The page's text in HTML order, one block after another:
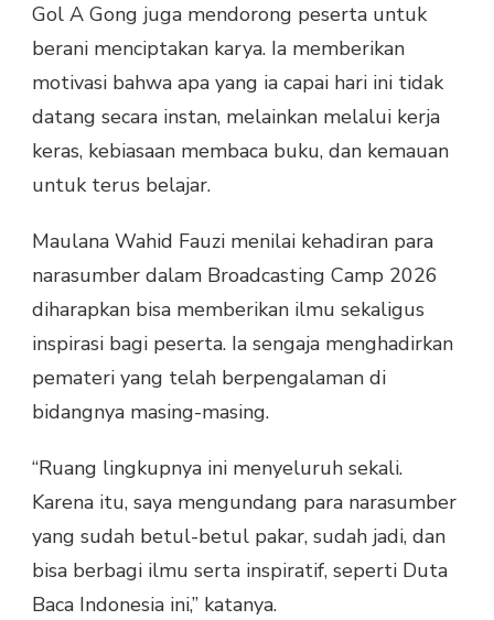
Gol A Gong juga mendorong peserta untuk
berani menciptakan karya. Ia memberikan
motivasi bahwa apa yang ia capai hari ini tidak
datang secara instan, melainkan melalui kerja
keras, kebiasaan membaca buku, dan kemauan
untuk terus belajar.
Maulana Wahid Fauzi menilai kehadiran para
narasumber dalam Broadcasting Camp 2026
diharapkan bisa memberikan ilmu sekaligus
inspirasi bagi peserta. Ia sengaja menghadirkan
pemateri yang telah berpengalaman di
bidangnya masing-masing.
“Ruang lingkupnya ini menyeluruh sekali.
Karena itu, saya mengundang para narasumber
yang sudah betul-betul pakar, sudah jadi, dan
bisa berbagi ilmu serta inspiratif, seperti Duta
Baca Indonesia ini,” katanya.